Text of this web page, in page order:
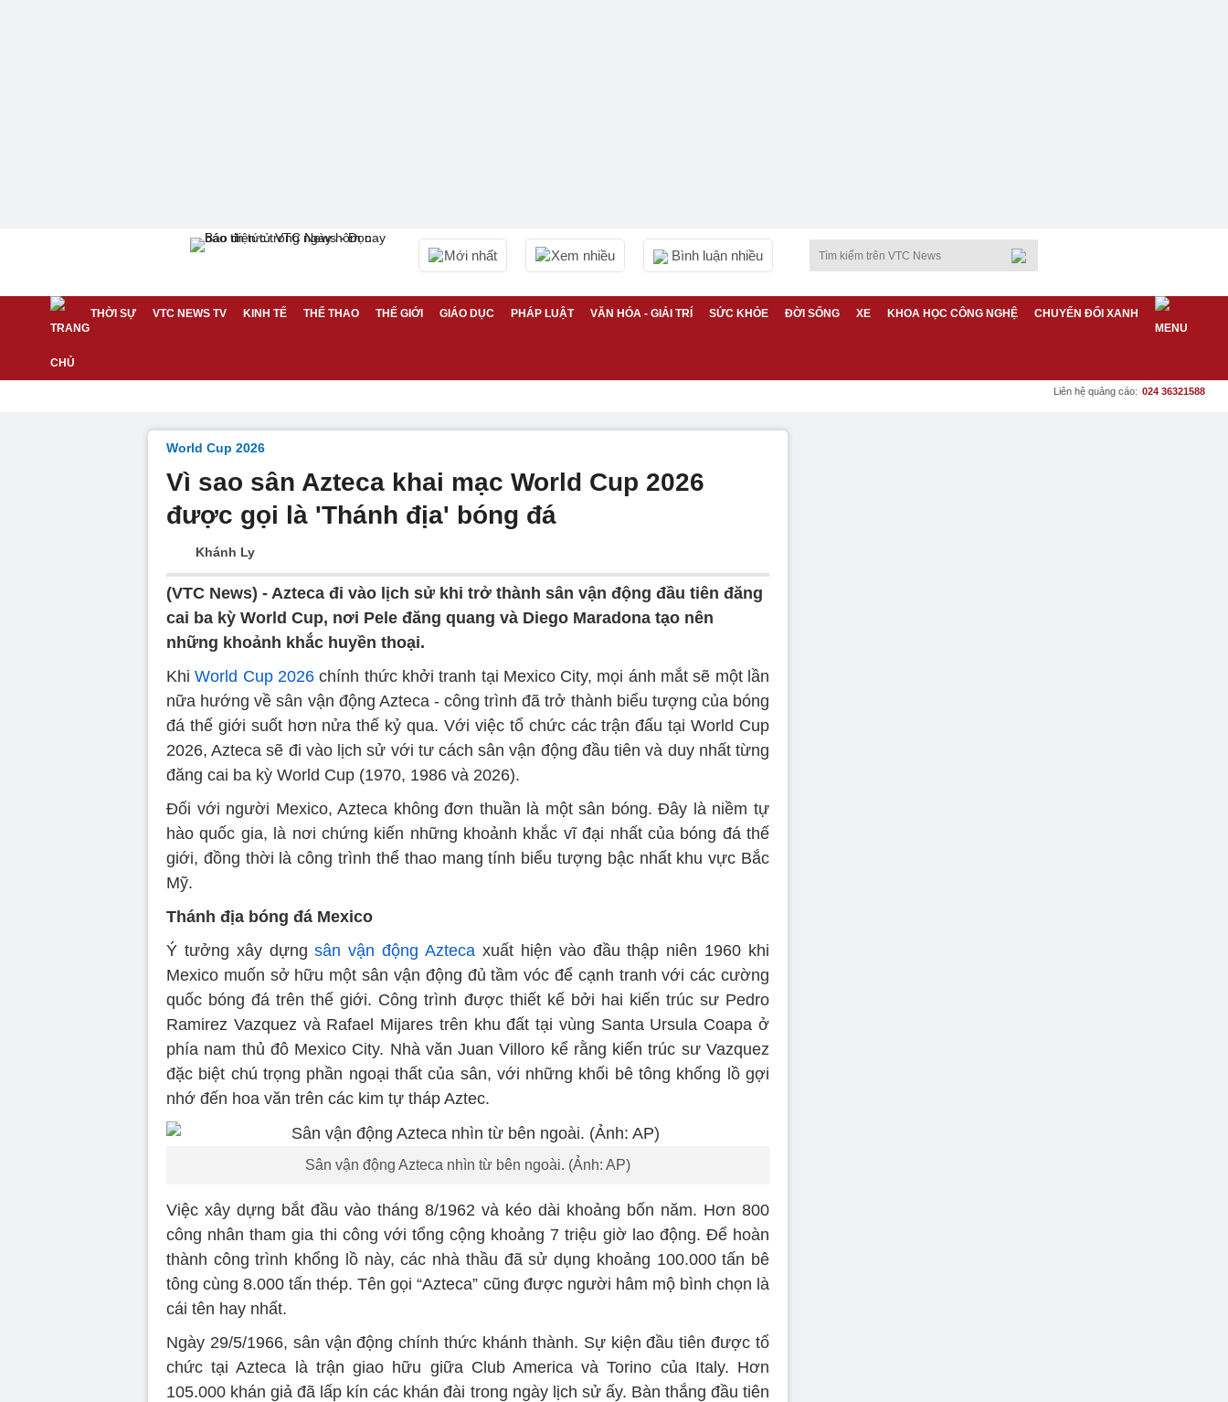
Mới nhất Xem nhiều Bình luận nhiều
THỜI SỰ VTC NEWS TV KINH TẾ THỂ THAO THẾ GIỚI GIÁO DỤC PHÁP LUẬT VĂN HÓA - GIẢI TRÍ SỨC KHỎE ĐỜI SỐNG XE KHOA HỌC CÔNG NGHỆ CHUYỂN ĐỔI XANH
Liên hệ quảng cáo: 024 36321588
World Cup 2026
Vì sao sân Azteca khai mạc World Cup 2026
được gọi là 'Thánh địa' bóng đá
Khánh Ly
(VTC News) - Azteca đi vào lịch sử khi trở thành sân vận động đầu tiên đăng
cai ba kỳ World Cup, nơi Pele đăng quang và Diego Maradona tạo nên
những khoảnh khắc huyền thoại.
KhiWorld Cup 2026chính thức khởi tranh tại Mexico City, mọi ánh mắt sẽ một lần
nữa hướng về sân vận động Azteca - công trình đã trở thành biểu tượng của bóng
đá thế giới suốt hơn nửa thế kỷ qua. Với việc tổ chức các trận đấu tại World Cup
2026, Azteca sẽ đi vào lịch sử với tư cách sân vận động đầu tiên và duy nhất từng
đăng cai ba kỳ World Cup (1970, 1986 và 2026).
Đối với người Mexico, Azteca không đơn thuần là một sân bóng. Đây là niềm tự
hào quốc gia, là nơi chứng kiến những khoảnh khắc vĩ đại nhất của bóng đá thế
giới, đồng thời là công trình thể thao mang tính biểu tượng bậc nhất khu vực Bắc
Mỹ.
Thánh địa bóng đá Mexico
Ý tưởng xây dựngsân vận động Azteca xuất hiện vào đầu thập niên 1960 khi
Mexico muốn sở hữu một sân vận động đủ tầm vóc để cạnh tranh với các cường
quốc bóng đá trên thế giới. Công trình được thiết kế bởi hai kiến trúc sư Pedro
Ramirez Vazquez và Rafael Mijares trên khu đất tại vùng Santa Ursula Coapa ở
phía nam thủ đô Mexico City. Nhà văn Juan Villoro kể rằng kiến trúc sư Vazquez
đặc biệt chú trọng phần ngoại thất của sân, với những khối bê tông khổng lồ gợi
nhớ đến hoa văn trên các kim tự tháp Aztec.
Sân vận động Azteca nhìn từ bên ngoài. (Ảnh: AP)
Việc xây dựng bắt đầu vào tháng 8/1962 và kéo dài khoảng bốn năm. Hơn 800
công nhân tham gia thi công với tổng cộng khoảng 7 triệu giờ lao động. Để hoàn
thành công trình khổng lồ này, các nhà thầu đã sử dụng khoảng 100.000 tấn bê
tông cùng 8.000 tấn thép. Tên gọi “Azteca” cũng được người hâm mộ bình chọn là
cái tên hay nhất.
Ngày 29/5/1966, sân vận động chính thức khánh thành. Sự kiện đầu tiên được tổ
chức tại Azteca là trận giao hữu giữa Club America và Torino của Italy. Hơn
105.000 khán giả đã lấp kín các khán đài trong ngày lịch sử ấy. Bàn thắng đầu tiên